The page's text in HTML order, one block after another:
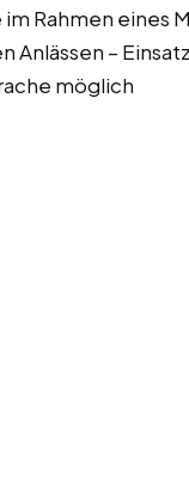
Rahmen eines
Anlässen –
möglich